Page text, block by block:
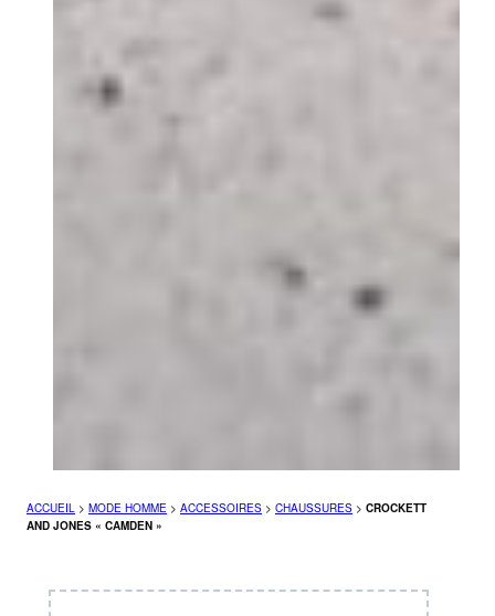
ACCUEIL > MODE HOMME > ACCESSOIRES > CHAUSSURES > CROCKETT
AND JONES « CAMDEN »